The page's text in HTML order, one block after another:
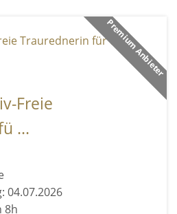
Premium Anbieter
Freie
...
04.07.2026
8h